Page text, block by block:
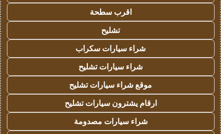
اقرب سطحة
تشليح
شراء سيارات سكراب
شراء سيارات تشليح
موقع شراء سيارات تشليح
ارقام يشترون سيارات تشليح
شراء سيارات مصدومة